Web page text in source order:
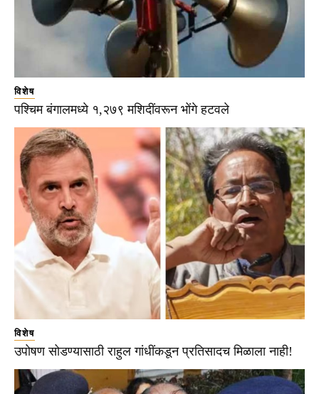
विशेष
पश्चिम बंगालमध्ये १,२७९ मशिदींवरून भोंगे हटवले
विशेष
उपोषण सोडण्यासाठी राहुल गांधींकडून प्रतिसादच मिळाला नाही!